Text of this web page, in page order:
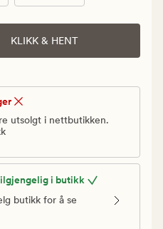
KLIKK & HENT
utsolgt i nettbutikken.
i butikk
butikk for å se